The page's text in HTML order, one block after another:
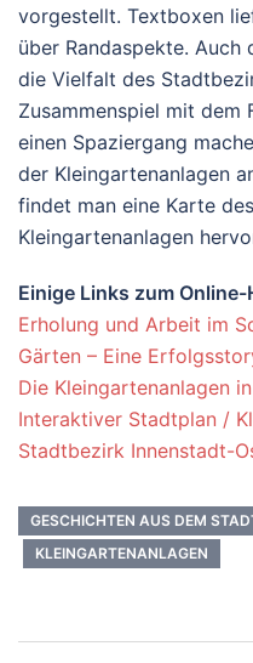
vorgestellt. Textboxen
über Randaspekte. Auch
die Vielfalt des
Zusammenspiel mit dem
einen Spaziergang
der Kleingartenanlagen
findet man eine Karte
Kleingartenanlagen
Einige Links zum Online-
Erholung und Arbeit im
Gärten – Eine
Die Kleingartenanlagen
Interaktiver Stadtplan /
Stadtbezirk Innenstadt-
GESCHICHTEN AUS DEM
KLEINGARTENANLAGEN